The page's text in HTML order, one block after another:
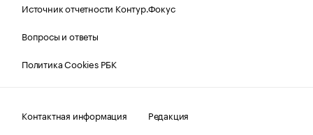
Источник отчетности Контур.Фокус
Вопросы и ответы
Политика Cookies РБК
Контактная информация Редакция